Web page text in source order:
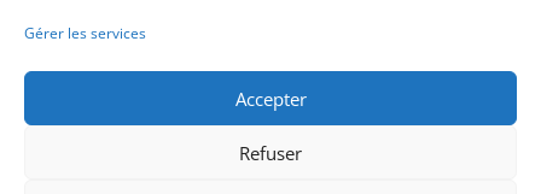
Gérer les services
Accepter
Refuser